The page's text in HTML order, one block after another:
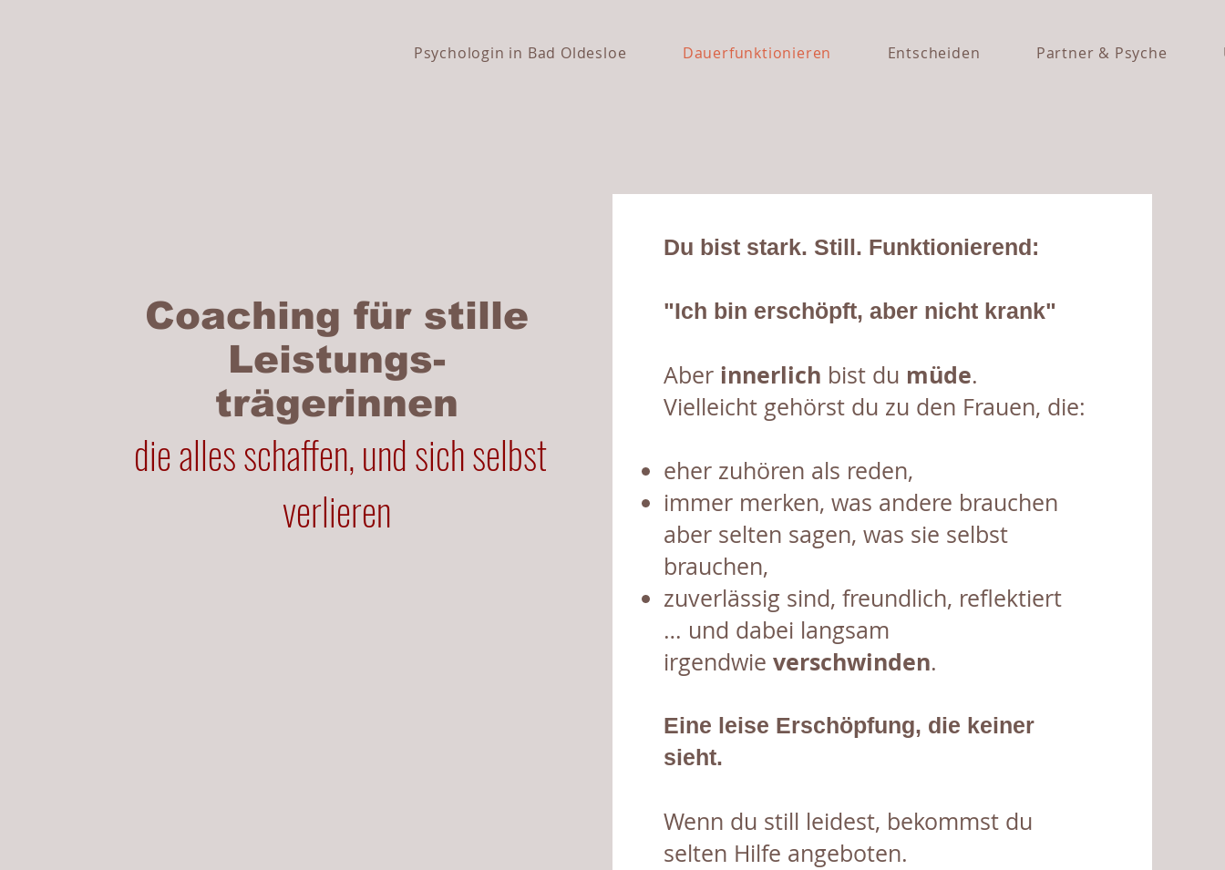
Psychologin in Bad Oldesloe Dauerfunktionieren Entscheiden Partner & Psyche
Coaching für stille
Leistungs-
trägerinnen
die alles schaffen, und sich selbst
verlieren
Du bist stark. Still. Funktionierend:
"Ich bin erschöpft, aber nicht krank"
Aber innerlich bist du müde.
Vielleicht gehörst du zu den Frauen, die:
eher zuhören als reden,
immer merken, was andere brauchen
aber selten sagen, was sie selbst
brauchen,
zuverlässig sind, freundlich, reflektiert
… und dabei langsam
irgendwie verschwinden.
Eine leise Erschöpfung, die keiner
sieht.
Wenn du still leidest, bekommst du
selten Hilfe angeboten.